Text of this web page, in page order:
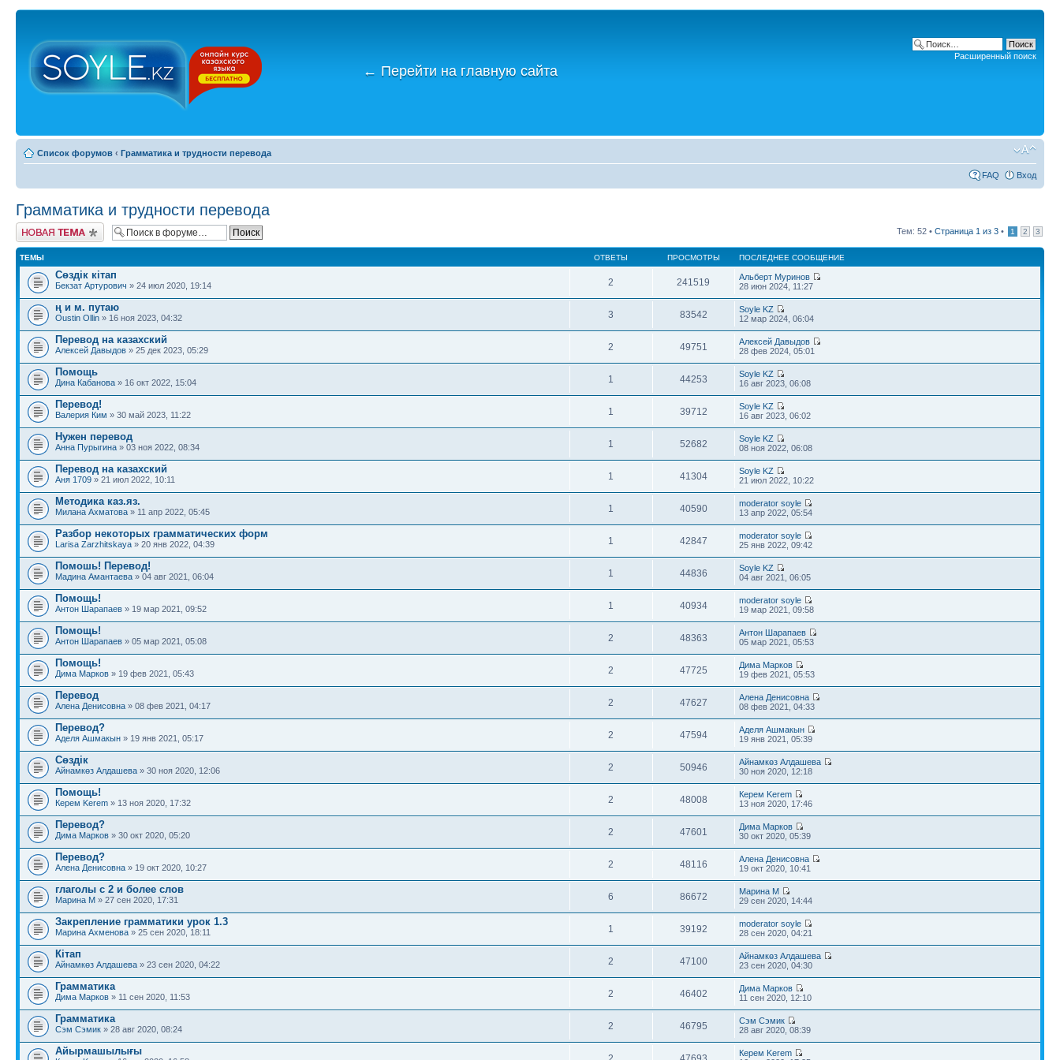
← Перейти на главную сайта
Расширенный поиск
Список форумов ‹ Грамматика и трудности перевода
FAQ Вход
Грамматика и трудности перевода
Новая тема Тем: 52 • Страница 1 из 3 • 1 2 3
ТЕМЫ ОТВЕТЫ ПРОСМОТРЫ ПОСЛЕДНЕЕ СООБЩЕНИЕ
Сөздік кітап
Бекзат Артурович » 24 июл 2020, 19:14 2 241519
Альберт Муринов
28 июн 2024, 11:27
ң и м. путаю
Oustin Ollin » 16 ноя 2023, 04:32 3 83542
Soyle KZ
12 мар 2024, 06:04
Перевод на казахский
Алексей Давыдов » 25 дек 2023, 05:29 2 49751
Алексей Давыдов
28 фев 2024, 05:01
Помощь
Дина Кабанова » 16 окт 2022, 15:04 1 44253
Soyle KZ
16 авг 2023, 06:08
Перевод!
Валерия Ким » 30 май 2023, 11:22 1 39712
Soyle KZ
16 авг 2023, 06:02
Нужен перевод
Анна Пурыгина » 03 ноя 2022, 08:34 1 52682
Soyle KZ
08 ноя 2022, 06:08
Перевод на казахский
Аня 1709 » 21 июл 2022, 10:11 1 41304
Soyle KZ
21 июл 2022, 10:22
Методика каз.яз.
Милана Ахматова » 11 апр 2022, 05:45 1 40590
moderator soyle
13 апр 2022, 05:54
Разбор некоторых грамматических форм
Larisa Zarzhitskaya » 20 янв 2022, 04:39 1 42847
moderator soyle
25 янв 2022, 09:42
Помошь! Перевод!
Мадина Амантаева » 04 авг 2021, 06:04 1 44836
Soyle KZ
04 авг 2021, 06:05
Помощь!
Антон Шарапаев » 19 мар 2021, 09:52 1 40934
moderator soyle
19 мар 2021, 09:58
Помощь!
Антон Шарапаев » 05 мар 2021, 05:08 2 48363
Антон Шарапаев
05 мар 2021, 05:53
Помощь!
Дима Марков » 19 фев 2021, 05:43 2 47725
Дима Марков
19 фев 2021, 05:53
Перевод
Алена Денисовна » 08 фев 2021, 04:17 2 47627
Алена Денисовна
08 фев 2021, 04:33
Перевод?
Аделя Ашмакын » 19 янв 2021, 05:17 2 47594
Аделя Ашмакын
19 янв 2021, 05:39
Сөздік
Айнамкөз Алдашева » 30 ноя 2020, 12:06 2 50946
Айнамкөз Алдашева
30 ноя 2020, 12:18
Помощь!
Керем Kerem » 13 ноя 2020, 17:32 2 48008
Керем Kerem
13 ноя 2020, 17:46
Перевод?
Дима Марков » 30 окт 2020, 05:20 2 47601
Дима Марков
30 окт 2020, 05:39
Перевод?
Алена Денисовна » 19 окт 2020, 10:27 2 48116
Алена Денисовна
19 окт 2020, 10:41
глаголы с 2 и более слов
Марина М » 27 сен 2020, 17:31 6 86672
Марина М
29 сен 2020, 14:44
Закрепление грамматики урок 1.3
Марина Ахменова » 25 сен 2020, 18:11 1 39192
moderator soyle
28 сен 2020, 04:21
Кітап
Айнамкөз Алдашева » 23 сен 2020, 04:22 2 47100
Айнамкөз Алдашева
23 сен 2020, 04:30
Грамматика
Дима Марков » 11 сен 2020, 11:53 2 46402
Дима Марков
11 сен 2020, 12:10
Грамматика
Сэм Сэмик » 28 авг 2020, 08:24 2 46795
Сэм Сэмик
28 авг 2020, 08:39
Айырмашылығы
Керем Kerem